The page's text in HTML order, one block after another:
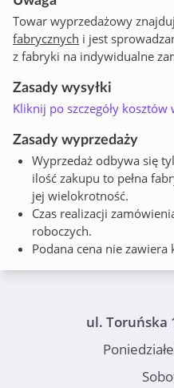
Towar wyprzedażowy
fabrycznych i jest
z fabryki na indywidualne
Zasady wysyłki
Kliknij po szczegóły kosztów
Zasady wyprzedaży
Wyprzedaż odbywa się
ilość zakupu to pełna
jej wielokrotność.
Czas realizacji
roboczych.
Podana cena nie
ul. Toruńska